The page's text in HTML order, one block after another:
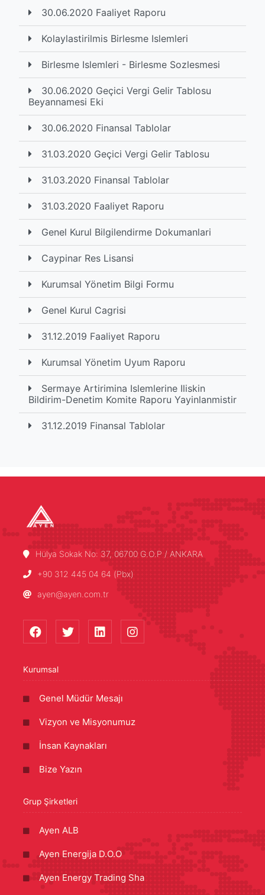
30.06.2020 Faaliyet Raporu
Kolaylastirilmis Birlesme Islemleri
Birlesme Islemleri - Birlesme Sozlesmesi
30.06.2020 Geçici Vergi Gelir Tablosu
Beyannamesi Eki
30.06.2020 Finansal Tablolar
31.03.2020 Geçici Vergi Gelir Tablosu
31.03.2020 Finansal Tablolar
31.03.2020 Faaliyet Raporu
Genel Kurul Bilgilendirme Dokumanlari
Caypinar Res Lisansi
Kurumsal Yönetim Bilgi Formu
Genel Kurul Cagrisi
31.12.2019 Faaliyet Raporu
Kurumsal Yönetim Uyum Raporu
Sermaye Artirimina Islemlerine Iliskin
Bildirim-Denetim Komite Raporu Yayinlanmistir
31.12.2019 Finansal Tablolar
Hülya Sokak No: 37, 06700 G.O.P / ANKARA
+90 312 445 04 64 (Pbx)
ayen@ayen.com.tr
Kurumsal
Genel Müdür Mesajı
Vizyon ve Misyonumuz
İnsan Kaynakları
Bize Yazın
Grup Şirketleri
Ayen ALB
Ayen Energija D.O.O
Ayen Energy Trading Sha